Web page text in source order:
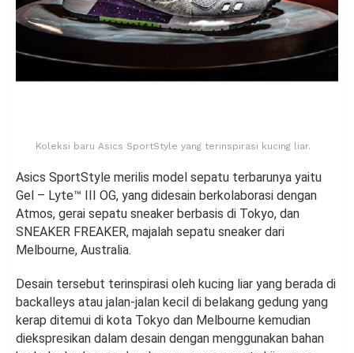
Koleksi baru Asics SportStyle yang terinspirasi kucing liar.
Asics SportStyle merilis model sepatu terbarunya yaitu
Gel – Lyte™ III OG, yang didesain berkolaborasi dengan
Atmos, gerai sepatu sneaker berbasis di Tokyo, dan
SNEAKER FREAKER, majalah sepatu sneaker dari
Melbourne, Australia.
Desain tersebut terinspirasi oleh kucing liar yang berada di
backalleys atau jalan-jalan kecil di belakang gedung yang
kerap ditemui di kota Tokyo dan Melbourne kemudian
diekspresikan dalam desain dengan menggunakan bahan